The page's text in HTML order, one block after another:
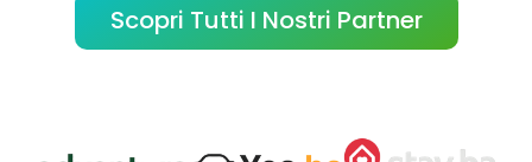
Scopri Tutti I Nostri Partner